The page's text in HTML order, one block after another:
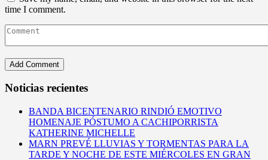
time I comment.
Noticias recientes
BANDA BICENTENARIO RINDIÓ EMOTIVO
HOMENAJE PÓSTUMO A CACHIPORRISTA
KATHERINE MICHELLE
MARN PREVÉ LLUVIAS Y TORMENTAS PARA LA
TARDE Y NOCHE DE ESTE MIÉRCOLES EN GRAN